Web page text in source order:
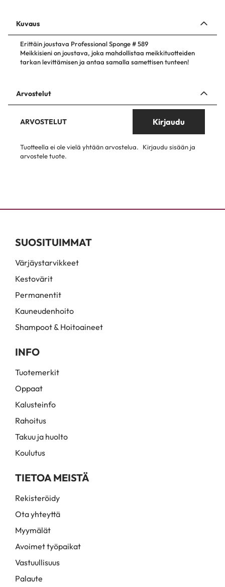
Kuvaus
Erittäin joustava Professional Sponge # 589
Meikkisieni on joustava, joka mahdollistaa meikkituotteiden
tarkan levittämisen ja antaa samalla samettisen tunteen!
Arvostelut
ARVOSTELUT Kirjaudu
Tuotteella ei ole vielä yhtään arvostelua.
Kirjaudu sisään ja
arvostele tuote.
SUOSITUIMMAT
Värjäystarvikkeet
Kestovärit
Permanentit
Kauneudenhoito
Shampoot & Hoitoaineet
INFO
Tuotemerkit
Oppaat
Kalusteinfo
Rahoitus
Takuu ja huolto
Koulutus
TIETOA MEISTÄ
Rekisteröidy
Ota yhteyttä
Myymälät
Avoimet työpaikat
Vastuullisuus
Palaute